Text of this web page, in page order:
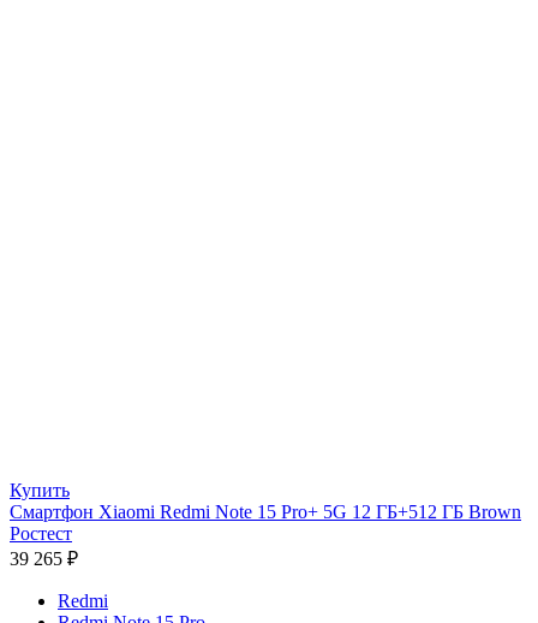
Купить
Смартфон Xiaomi Redmi Note 15 Pro+ 5G 12 ГБ+512 ГБ Brown
Ростест
39 265 ₽
Redmi